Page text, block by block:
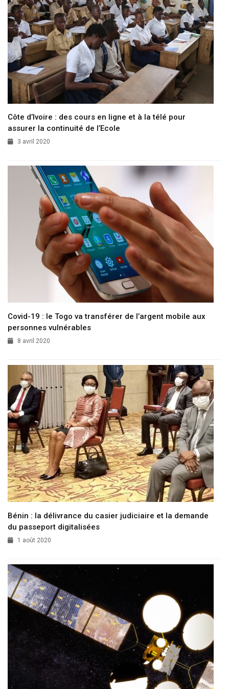
Côte d’Ivoire : des cours en ligne et à la télé pour
assurer la continuité de l’Ecole
3 avril 2020
Covid-19 : le Togo va transférer de l’argent mobile aux
personnes vulnérables
8 avril 2020
Bénin : la délivrance du casier judiciaire et la demande
du passeport digitalisées
1 août 2020